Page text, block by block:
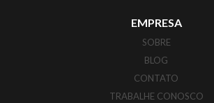
EMPRESA
SOBRE
BLOG
CONTATO
TRABALHE CONOSCO